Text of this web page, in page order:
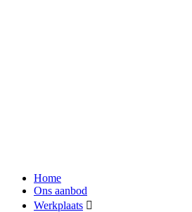
Home
Ons aanbod
Werkplaats